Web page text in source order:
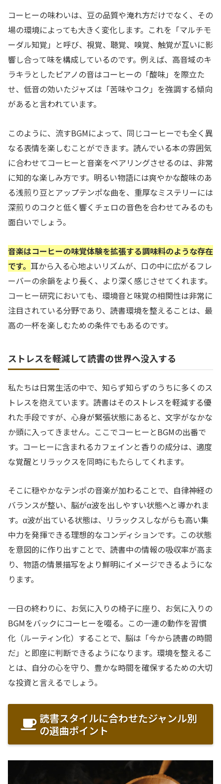
コーヒーの味わいは、豆の品質や淹れ方だけでなく、その
場の環境によっても大きく変化します。これを「マルチモ
ーダル知覚」と呼び、視覚、聴覚、嗅覚、触覚が互いに影
響し合って味を構成しているのです。例えば、高音域のキ
ラキラとしたピアノの音はコーヒーの「酸味」を際立た
せ、低音の効いたジャズは「苦味やコク」を強調する傾向
があると言われています。
このように、流すBGMによって、同じコーヒーでも全く異
なる表情を楽しむことができます。読んでいる本の雰囲気
に合わせてコーヒーと音楽をペアリングさせるのは、非常
に知的な楽しみ方です。明るい物語には爽やかな酸味のあ
る浅煎り豆とアップテンポな曲を、重厚なミステリーには
深煎りのコクと低く響くチェロの音色を合わせてみるのも
面白いでしょう。
音楽はコーヒーの味覚体験を拡張する調味料のような存在
です。 耳から入る心地よいリズムが、口の中に広がるフレ
ーバーの余韻をより長く、より深く感じさせてくれます。
コーヒー研究においても、環境音と味覚の相関性は非常に
注目されている分野であり、読書環境を整えることは、最
高の一杯を楽しむための条件でもあるのです。
ストレスを軽減して読書の世界へ没入する
私たちは日常生活の中で、知らず知らずのうちに多くのス
トレスを抱えています。読書はそのストレスを軽減する優
れた手段ですが、心身が緊張状態にあると、文字がなかな
か頭に入ってきません。ここでコーヒーとBGMの出番で
す。コーヒーに含まれるカフェインと香りの成分は、適度
な覚醒とリラックスを同時にもたらしてくれます。
そこに穏やかなテンポの音楽が加わることで、自律神経の
バランスが整い、脳がα波を出しやすい状態へと導かれま
す。α波が出ている状態は、リラックスしながらも高い集
中力を発揮できる理想的なコンディションです。この状態
を意図的に作り出すことで、読書中の情報の吸収率が高ま
り、物語の情景描写をより鮮明にイメージできるようにな
ります。
一日の終わりに、お気に入りの椅子に座り、お気に入りの
BGMをバックにコーヒーを啜る。この一連の動作を習慣
化（ルーティン化）することで、脳は「今から読書の時間
だ」と即座に判断できるようになります。環境を整えるこ
とは、自分の心を守り、豊かな時間を確保するための大切
な投資と言えるでしょう。
読書スタイルに合わせたジャンル別
の選曲ポイント